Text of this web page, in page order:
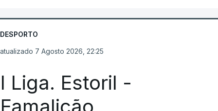
DESPORTO
atualizado 7 Agosto 2026, 22:25
I Liga. Estoril -